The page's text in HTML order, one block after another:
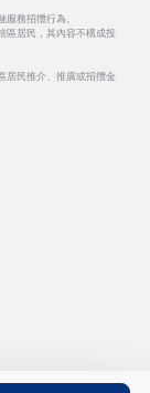
務招攬行為。
區居民，其內容不構成投
居民推介、推廣或招攬金